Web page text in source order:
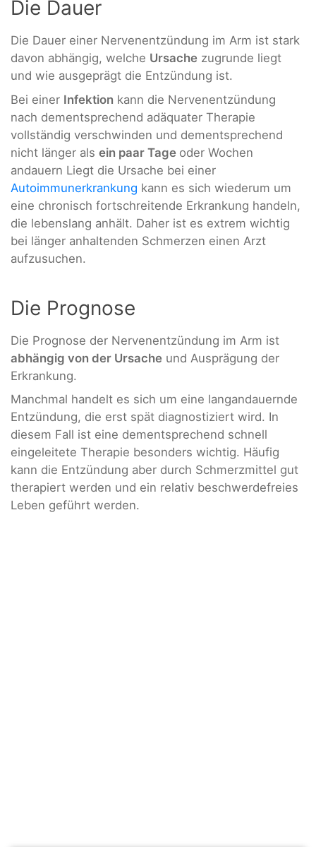
Die Dauer
Die Dauer einer Nervenentzündung im Arm ist stark
davon abhängig, welche Ursache zugrunde liegt
und wie ausgeprägt die Entzündung ist.
Bei einer Infektion kann die Nervenentzündung
nach dementsprechend adäquater Therapie
vollständig verschwinden und dementsprechend
nicht länger als ein paar Tage oder Wochen
andauern Liegt die Ursache bei einer
Autoimmunerkrankung kann es sich wiederum um
eine chronisch fortschreitende Erkrankung handeln,
die lebenslang anhält. Daher ist es extrem wichtig
bei länger anhaltenden Schmerzen einen Arzt
aufzusuchen.
Die Prognose
Die Prognose der Nervenentzündung im Arm ist
abhängig von der Ursache und Ausprägung der
Erkrankung.
Manchmal handelt es sich um eine langandauernde
Entzündung, die erst spät diagnostiziert wird. In
diesem Fall ist eine dementsprechend schnell
eingeleitete Therapie besonders wichtig. Häufig
kann die Entzündung aber durch Schmerzmittel gut
therapiert werden und ein relativ beschwerdefreies
Leben geführt werden.